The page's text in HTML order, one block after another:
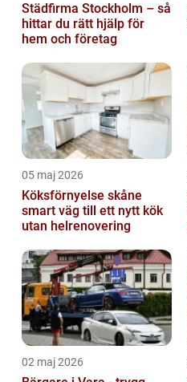
Städfirma Stockholm – så
hittar du rätt hjälp för
hem och företag
05 maj 2026
Köksförnyelse skåne
smart väg till ett nytt kök
utan helrenovering
02 maj 2026